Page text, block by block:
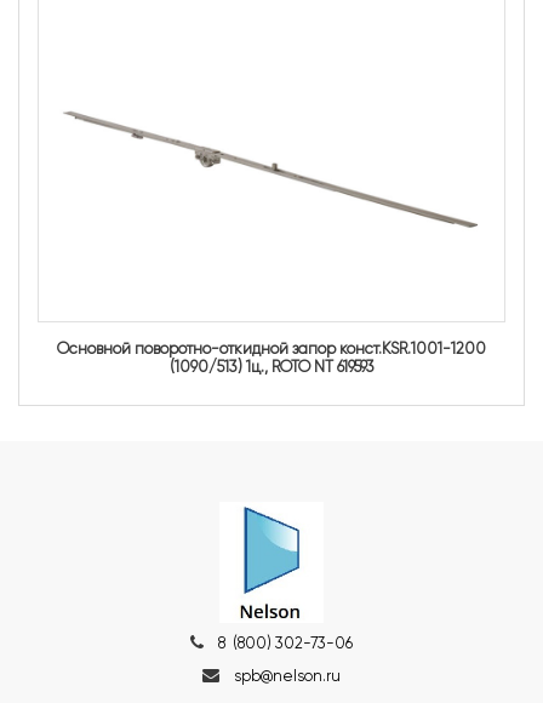
Основной поворотно-откидной запор конст.KSR.1001-1200
(1090/513) 1ц., ROTO NT 619593
8 (800) 302-73-06
spb@nelson.ru